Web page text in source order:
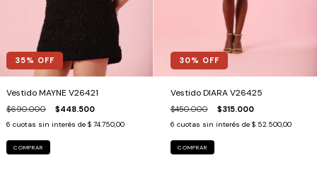
35% OFF
Vestido MAYNE V26421
$690.000 $448.500
6 cuotas sin interés de $ 74.750,00
COMPRAR
30% OFF
Vestido DIARA V26425
$450.000 $315.000
6 cuotas sin interés de $ 52.500,00
COMPRAR